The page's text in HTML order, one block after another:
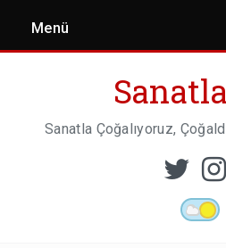
Menü
Sanatla Çoğalıyoruz,